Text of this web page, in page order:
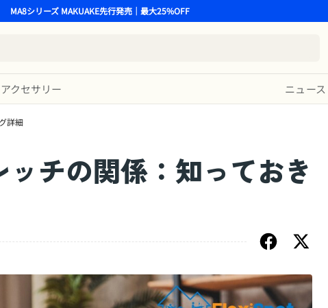
MA8シリーズ MAKUAKE先行発売｜最大25%OFF
アクセサリー ニュース
詳細
チの関係：知っておき